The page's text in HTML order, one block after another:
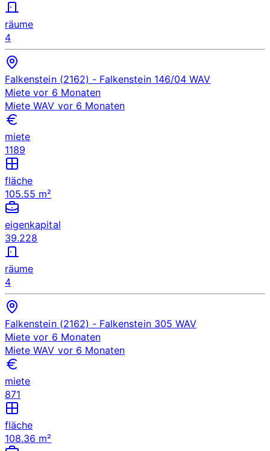
räume
4
Falkenstein (2162) - Falkenstein 146/04 WAV
Miete vor 6 Monaten
Miete WAV vor 6 Monaten
miete
1189
fläche
105.55 m²
eigenkapital
39.228
räume
4
Falkenstein (2162) - Falkenstein 305 WAV
Miete vor 6 Monaten
Miete WAV vor 6 Monaten
miete
871
fläche
108.36 m²